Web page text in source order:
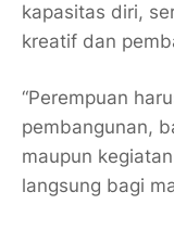
kapasitas diri,
kreatif dan
“Perempuan
pembangunan,
maupun
langsung bagi